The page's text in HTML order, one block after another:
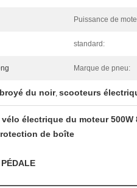
Puissance de
standard:
Marque de pneu:
du noir, scooteurs
électrique du moteur 500W
de boîte